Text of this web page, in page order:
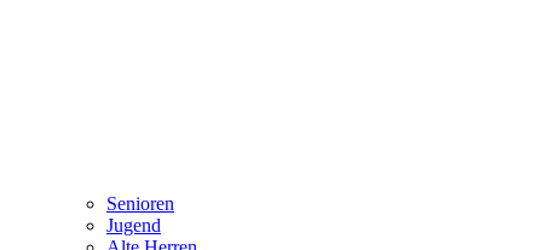
Senioren
Jugend